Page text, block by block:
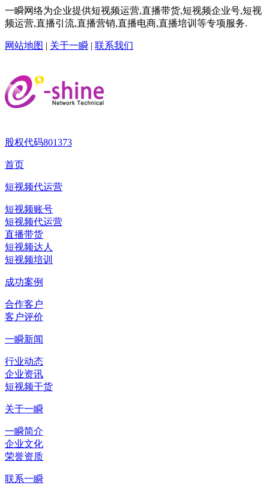
一瞬网络为企业提供短视频运营,直播带货,短视频企业号,短视
频运营,直播引流,直播营销,直播电商,直播培训等专项服务.
网站地图 | 关于一瞬 | 联系我们
股权代码801373
首页
短视频代运营
短视频账号
短视频代运营
直播带货
短视频达人
短视频培训
成功案例
合作客户
客户评价
一瞬新闻
行业动态
企业资讯
短视频干货
关于一瞬
一瞬简介
企业文化
荣誉资质
联系一瞬